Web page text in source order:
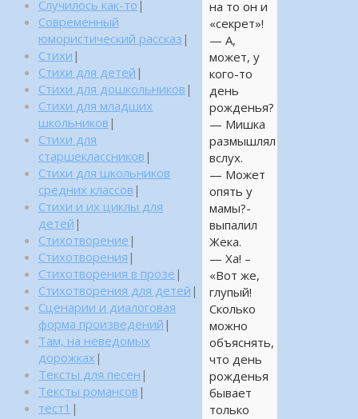
на то он и
«секрет»!
— А,
может, у
кого-то
день
рожденья?
— Мишка
размышлял
вслух.
— Может
опять у
мамы?-
выпалил
Жека.
— Ха! –
«Вот же,
глупый!
Сколько
можно
объяснять,
что день
рожденья
бывает
только
Случилось как-то |
Современный
юмористический рассказ |
Стихи |
Стихи для детей |
Стихи для дошкольников |
Стихи для младших
школьников |
Стихи для
старшеклассников |
Стихи для школьников
средних классов |
Стихи и их циклы для
детей |
Стихотворение |
Стихотворения |
Стихотворения в прозе |
Стихотворения для детей |
Сценарии и диалоговая
форма произведений |
Там, на неведомых
дорожках |
Тексты для песен |
Тексты романсов |
тест1 |